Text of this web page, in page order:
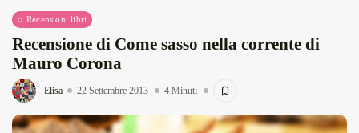
Recensioni libri
Recensione di Come sasso nella corrente di
Mauro Corona
Elisa 22 Settembre 2013 4 Minuti